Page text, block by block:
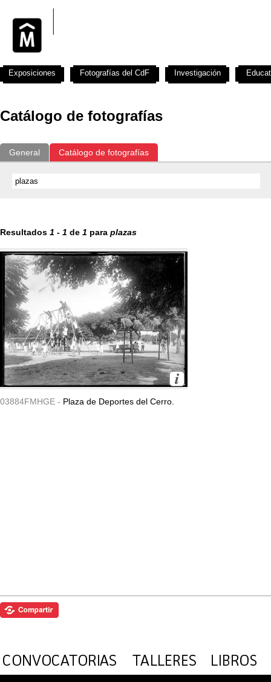
Catálogo de fotografías
General Catálogo de fotografías
Resultados 1 - 1 de 1 para plazas
03884FMHGE - Plaza de Deportes del Cerro.
Exposiciones Fotografías del CdF Investigación